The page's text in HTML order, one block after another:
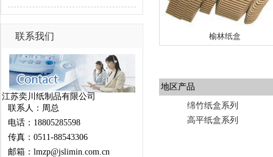
联系我们
江苏奕川纸制品有限公司
联系人：周总
电话：18805285598
传真：0511-88543306
邮箱：lmzp@jslimin.com.cn
榆林纸盒
地区产品
绵竹纸盒系列
高平纸盒系列